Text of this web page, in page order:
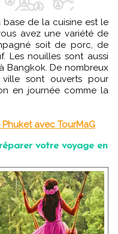
avez une variété de
soit de porc, de
Les nouilles sont aussi
Bangkok.De nombreux
sont ouverts pour
en journée comme la
avec TourMaG
votre voyage en